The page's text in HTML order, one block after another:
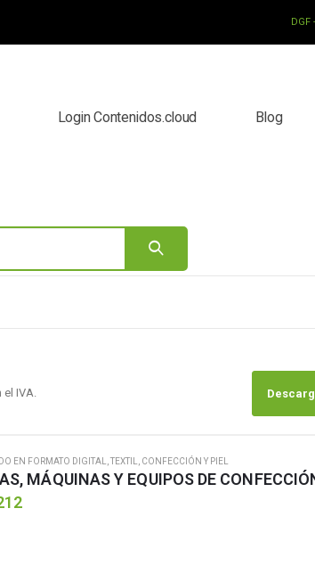
DGF
Login Contenidos.cloud Blog
IVA.
EN FORMATO DIGITAL, TEXTIL, CONFECCIÓN Y PIEL
MÁQUINAS Y EQUIPOS DE